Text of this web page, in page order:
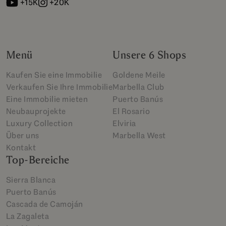
+15K
+20K
Menü
Kaufen Sie eine Immobilie
Verkaufen Sie Ihre Immobilie
Eine Immobilie mieten
Neubauprojekte
Luxury Collection
Über uns
Kontakt
Unsere 6 Shops
Goldene Meile
Marbella Club
Puerto Banús
El Rosario
Elviria
Marbella West
Top-Bereiche
Sierra Blanca
Puerto Banús
Cascada de Camoján
La Zagaleta